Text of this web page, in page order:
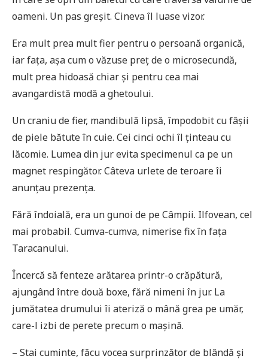
oameni. Un pas greșit. Cineva îl luase vizor.
Era mult prea mult fier pentru o persoană organică,
iar fața, așa cum o văzuse preț de o microsecundă,
mult prea hidoasă chiar și pentru cea mai
avangardistă modă a ghetoului.
Un craniu de fier, mandibulă lipsă, împodobit cu fâșii
de piele bătute în cuie. Cei cinci ochi îl ținteau cu
lăcomie. Lumea din jur evita specimenul ca pe un
magnet respingător. Câteva urlete de teroare îi
anunțau prezența.
Fără îndoială, era un gunoi de pe Câmpii. Ilfovean, cel
mai probabil. Cumva-cumva, nimerise fix în fața
Taracanului.
Încercă să fenteze arătarea printr-o crăpătură,
ajungând între două boxe, fără nimeni în jur. La
jumătatea drumului îi ateriză o mână grea pe umăr,
care-l izbi de perete precum o mașină.
– Stai cuminte, făcu vocea surprinzător de blândă și